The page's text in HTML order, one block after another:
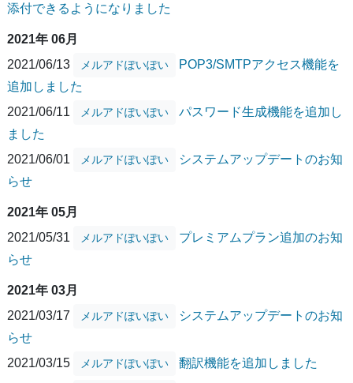
添付できるようになりました
2021年 06月
2021/06/13
メルアドぽいぽい
POP3/SMTPアクセス機能を
追加しました
2021/06/11
メルアドぽいぽい
パスワード生成機能を追加し
ました
2021/06/01
メルアドぽいぽい
システムアップデートのお知
らせ
2021年 05月
2021/05/31
メルアドぽいぽい
プレミアムプラン追加のお知
らせ
2021年 03月
2021/03/17
メルアドぽいぽい
システムアップデートのお知
らせ
2021/03/15
メルアドぽいぽい 翻訳機能を追加しました